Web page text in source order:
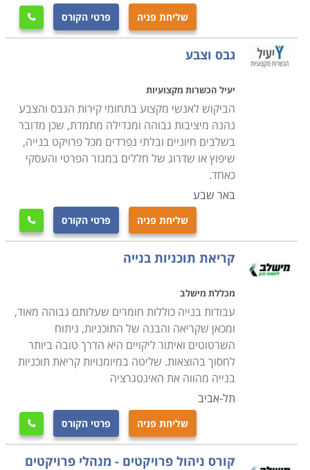
שליחת פניה פרטי הקורס 
גבס וצבע
יעיל הכשרות מקצועיות
הביקוש לאנשי מקצוע בתחומי קירות הגבס והצבע
נהנה מיציבות גבוהה ומגדילה מתמדת, שכן מדובר
בשלבים חיוניים ובלתי נפרדים מכל פרויקט בנייה,
שיפוץ או שדרוג של חללים במגזר הפרטי והעסקי
כאחד.
באר שבע
שליחת פניה פרטי הקורס 
קריאת תוכניות בנייה
מכללת מישלב
עבודות בנייה כוללות חומרים שעלותם גבוהה מאוד,
ומכאן שקריאה והבנה של התוכניות, ניתוח
השרטוטים ואיתור ליקויים היא הדרך טובה ביותר
לחסוך בהוצאות. שליטה במיומנויות קריאת תוכניות
בנייה מהווה את האינטגרציה
תל-אביב
שליחת פניה פרטי הקורס 
קורס ניהול פרויקטים - מנהלי פרויקטים